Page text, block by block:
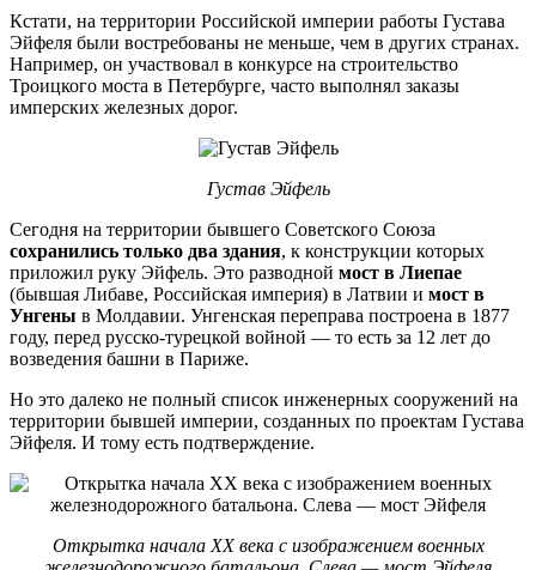
Кстати, на территории Российской империи работы Густава
Эйфеля были востребованы не меньше, чем в других странах.
Например, он участвовал в конкурсе на строительство
Троицкого моста в Петербурге, часто выполнял заказы
имперских железных дорог.
Густав Эйфель
Сегодня на территории бывшего Советского Союза
сохранились только два здания, к конструкции которых
приложил руку Эйфель. Это разводной мост в Лиепае
(бывшая Либаве, Российская империя) в Латвии и мост в
Унгены в Молдавии. Унгенская переправа построена в 1877
году, перед русско-турецкой войной — то есть за 12 лет до
возведения башни в Париже.
Но это далеко не полный список инженерных сооружений на
территории бывшей империи, созданных по проектам Густава
Эйфеля. И тому есть подтверждение.
Открытка начала ХХ века с изображением военных